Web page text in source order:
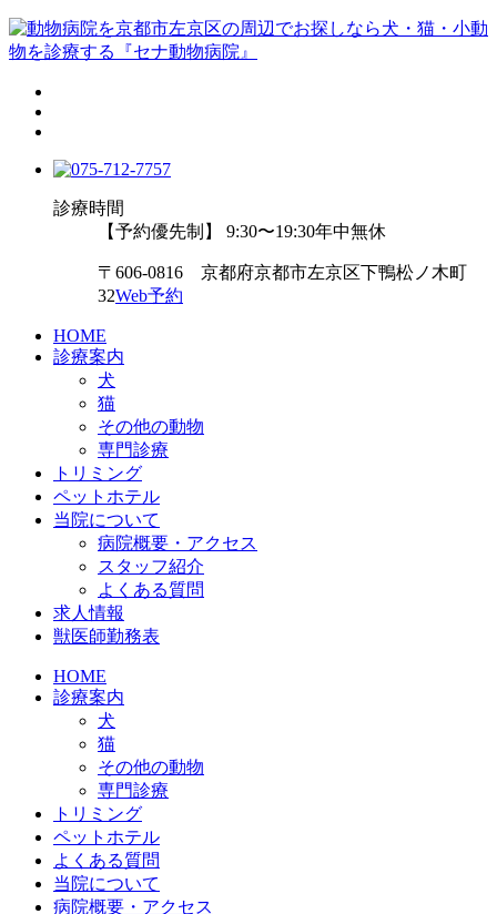
診療時間
【予約優先制】 9:30〜19:30年中無休
〒606-0816 京都府京都市左京区下鴨松ノ木町
32Web予約
HOME
診療案内
犬
猫
その他の動物
専門診療
トリミング
ペットホテル
当院について
病院概要・アクセス
スタッフ紹介
よくある質問
求人情報
獣医師勤務表
HOME
診療案内
犬
猫
その他の動物
専門診療
トリミング
ペットホテル
よくある質問
当院について
病院概要・アクセス